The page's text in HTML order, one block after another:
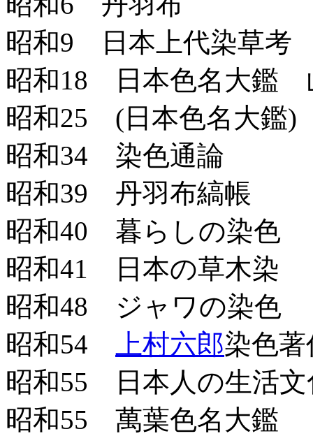
昭和9 日本上代染草考
昭和18 日本色名大鑑
昭和25 (日本色名大鑑)
昭和34 染色通論
昭和39 丹羽布縞帳
昭和40 暮らしの染色
昭和41 日本の草木染
昭和48 ジャワの染色
昭和54
上村六郎染色著
昭和55 日本人の生活文
昭和55 萬葉色名大鑑